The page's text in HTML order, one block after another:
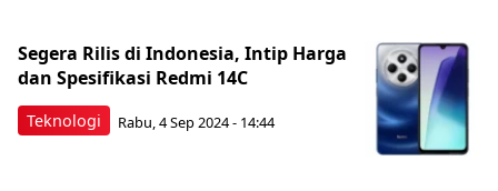
Teknologi
Segera Rilis di Indonesia, Intip Harga
dan Spesifikasi Redmi 14C
Rabu, 4 Sep 2024 - 14:44